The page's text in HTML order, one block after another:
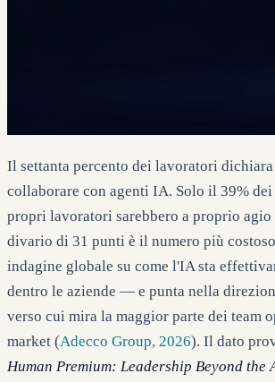
Il settanta percento dei lavoratori
collaborare con agenti IA. Solo il 39% dei
propri lavoratori sarebbero a proprio
divario di 31 punti è il numero più
indagine globale su come l'IA sta
dentro le aziende — e punta nella
verso cui mira la maggior parte dei team
market (Adecco Group, 2026). Il dato
Human Premium: Leadership Beyond the